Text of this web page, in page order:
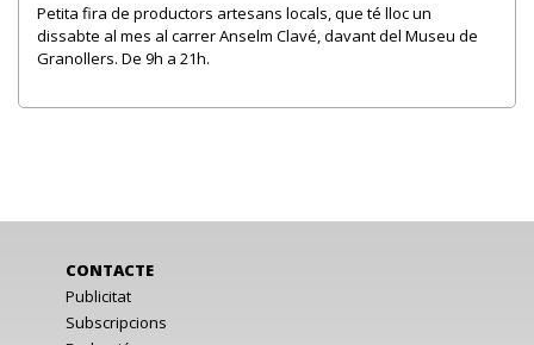
Petita fira de productors artesans locals, que té lloc un
dissabte al mes al carrer Anselm Clavé, davant del Museu de
Granollers. De 9h a 21h.
CONTACTE
Publicitat
Subscripcions